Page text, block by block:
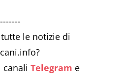
le notizie di
Telegram e